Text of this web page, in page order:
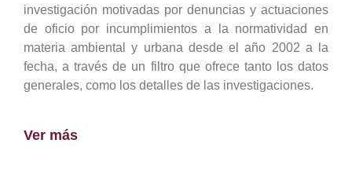
investigación motivadas por denuncias y actuaciones
de oficio por incumplimientos a la normatividad en
materia ambiental y urbana desde el año 2002 a la
fecha, a través de un filtro que ofrece tanto los datos
generales, como los detalles de las investigaciones.
Ver más